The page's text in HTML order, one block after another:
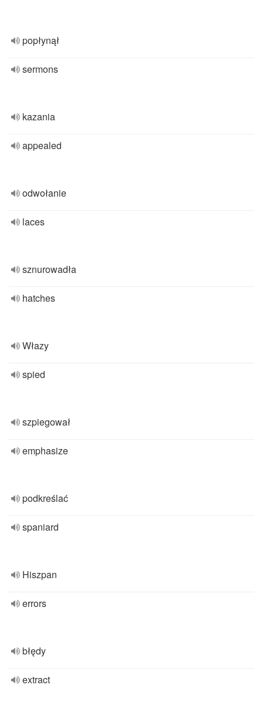
popłynął
sermons
kazania
appealed
odwołanie
laces
sznurowadła
hatches
Włazy
spied
szpiegował
emphasize
podkreślać
spaniard
Hiszpan
errors
błędy
extract